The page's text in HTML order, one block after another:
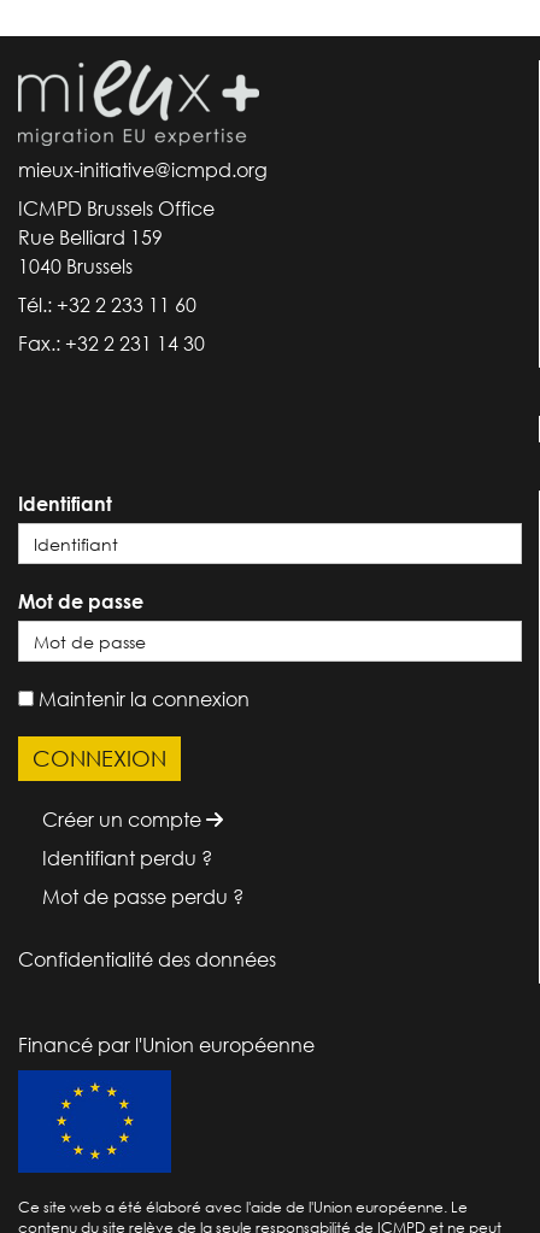
mieux-initiative@icmpd.org
ICMPD Brussels Office
Rue Belliard 159
1040 Brussels
Tél.: +32 2 233 11 60
Fax.: +32 2 231 14 30
Identifiant
Mot de passe
Maintenir la connexion
Créer un compte
Identifiant perdu ?
Mot de passe perdu ?
Confidentialité des données
Financé par l'Union européenne
Ce site web a été élaboré avec l'aide de l'Union européenne. Le
contenu du site relève de la seule responsabilité de ICMPD et ne peut